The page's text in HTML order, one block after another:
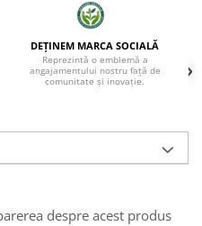
DEȚINEM MARCA SOCIALĂ
Reprezintă o emblemă a
angajamentului nostru față de
comunitate și inovație.
despre acest produs